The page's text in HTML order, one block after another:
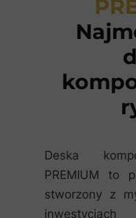
Deska
PREMIUM to
stworzony z